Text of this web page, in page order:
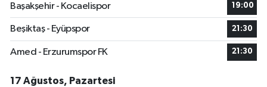
Başakşehir - Kocaelispor
19:00
Beşiktaş - Eyüpspor 21:30
Amed - Erzurumspor FK 21:30
17 Ağustos, Pazartesi